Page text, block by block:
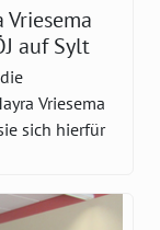
auf Sylt
Vriesema
sich hierfür